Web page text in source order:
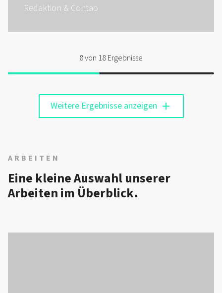
Redaktion & Contao
8von 18 Ergebnisse
Weitere Ergebnisse anzeigen add
ARBEITEN
Eine kleine Auswahl unserer
Arbeiten im Überblick.